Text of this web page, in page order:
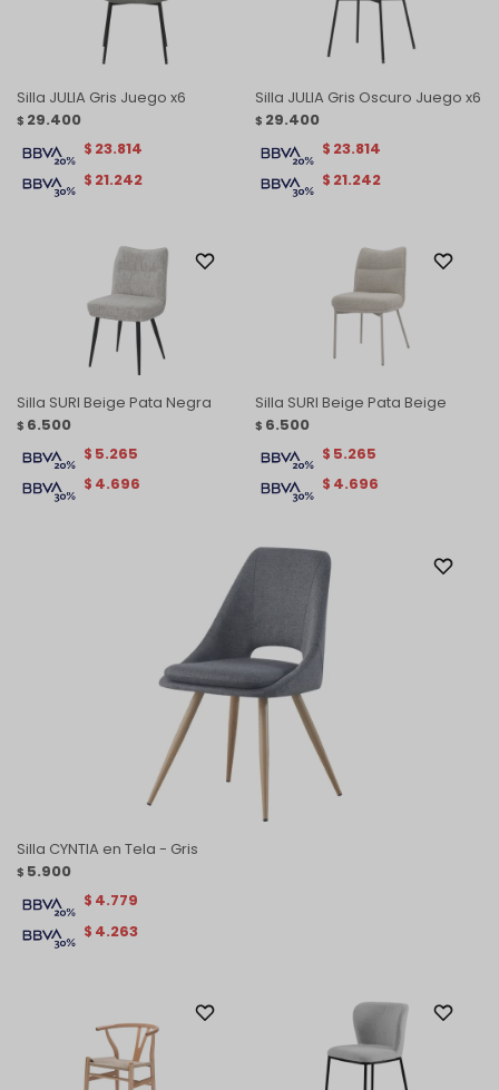
Silla JULIA Gris Juego x6
$ 29.400
$ 21.242
$ 23.814
Silla JULIA Gris Oscuro Juego x6
$ 29.400
$ 21.242
$ 23.814
Silla SURI Beige Pata Negra
$ 6.500
$ 4.696
$ 5.265
Silla SURI Beige Pata Beige
$ 6.500
$ 4.696
$ 5.265
Silla CYNTIA en Tela - Gris
$ 5.900
$ 4.263
$ 4.779